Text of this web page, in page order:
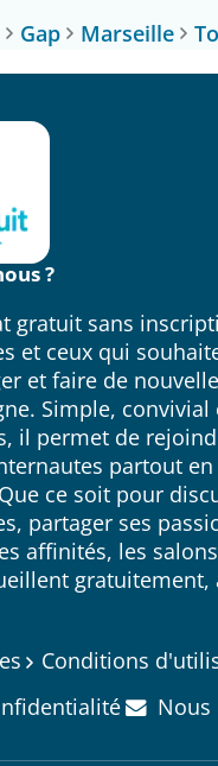
Gap Marseille
?
gratuit sans
et ceux qui
et faire de
Simple, convivial
il permet de
partout en
ce soit pour
partager ses
affinités, les
gratuitement,
Conditions
Nous